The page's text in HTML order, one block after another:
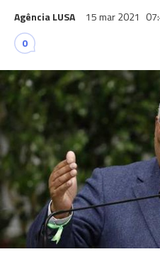
Agência LUSA 15 mar 2021
0